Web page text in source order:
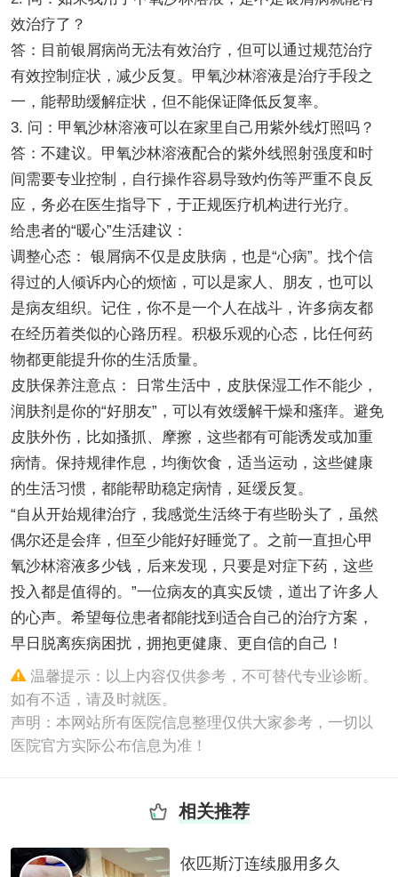
效治疗了？
答：目前银屑病尚无法有效治疗，但可以通过规范治疗
有效控制症状，减少反复。甲氧沙林溶液是治疗手段之
一，能帮助缓解症状，但不能保证降低反复率。
3. 问：甲氧沙林溶液可以在家里自己用紫外线灯照吗？
答：不建议。甲氧沙林溶液配合的紫外线照射强度和时
间需要专业控制，自行操作容易导致灼伤等严重不良反
应，务必在医生指导下，于正规医疗机构进行光疗。
给患者的“暖心”生活建议：
调整心态： 银屑病不仅是皮肤病，也是“心病”。找个信
得过的人倾诉内心的烦恼，可以是家人、朋友，也可以
是病友组织。记住，你不是一个人在战斗，许多病友都
在经历着类似的心路历程。积极乐观的心态，比任何药
物都更能提升你的生活质量。
皮肤保养注意点： 日常生活中，皮肤保湿工作不能少，
润肤剂是你的“好朋友”，可以有效缓解干燥和瘙痒。避免
皮肤外伤，比如搔抓、摩擦，这些都有可能诱发或加重
病情。保持规律作息，均衡饮食，适当运动，这些健康
的生活习惯，都能帮助稳定病情，延缓反复。
“自从开始规律治疗，我感觉生活终于有些盼头了，虽然
偶尔还是会痒，但至少能好好睡觉了。之前一直担心甲
氧沙林溶液多少钱，后来发现，只要是对症下药，这些
投入都是值得的。”一位病友的真实反馈，道出了许多人
的心声。希望每位患者都能找到适合自己的治疗方案，
早日脱离疾病困扰，拥抱更健康、更自信的自己！
温馨提示：以上内容仅供参考，不可替代专业诊断。
如有不适，请及时就医。
声明：本网站所有医院信息整理仅供大家参考，一切以
医院官方实际公布信息为准！
相关推荐
依匹斯汀连续服用多久